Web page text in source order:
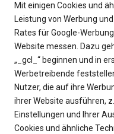
Mit einigen Cookies und
Leistung von Werbung
Rates für Google-
Website messen. Dazu
„_gcl_“ beginnen und in
Werbetreibende
Nutzer, die auf ihre
ihrer Website ausführen,
Einstellungen und Ihrer
Cookies und ähnliche